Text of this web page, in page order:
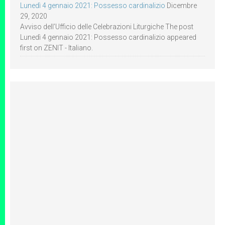
Lunedì 4 gennaio 2021: Possesso cardinalizio Dicembre
29, 2020
Avviso dell’Ufficio delle Celebrazioni Liturgiche The post
Lunedì 4 gennaio 2021: Possesso cardinalizio appeared
first on ZENIT - Italiano.